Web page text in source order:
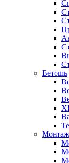
Ветошь